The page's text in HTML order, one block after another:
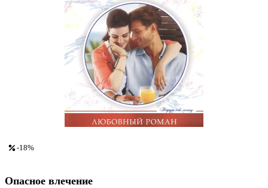
-18%
Опасное влечение